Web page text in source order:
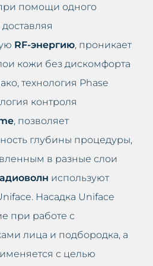
помощи одного
RF-энергию, проникает
кожи без дискомфорта
технология Phase
контроля
, позволяет
глубины процедуры,
в разные слои
используют
Насадка Uniface
при работе с
лица и подбородка, а
с целью